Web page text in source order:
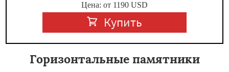
Цена: от 1190 USD
Купить
Горизонтальные памятники